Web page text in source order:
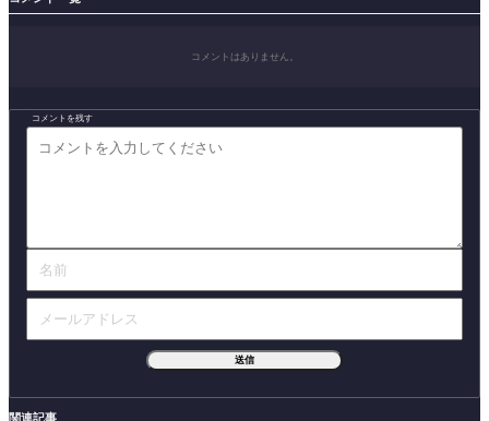
コメントはありません。
コメントを残す
関連記事